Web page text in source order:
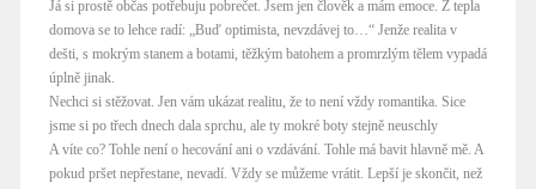
Já si prostě občas potřebuju pobrečet. Jsem jen člověk a mám emoce. Z tepla
domova se to lehce radí: „Buď optimista, nevzdávej to…“ Jenže realita v
dešti, s mokrým stanem a botami, těžkým batohem a promrzlým tělem vypadá
úplně jinak.
Nechci si stěžovat. Jen vám ukázat realitu, že to není vždy romantika. Sice
jsme si po třech dnech dala sprchu, ale ty mokré boty stejně neuschly
A víte co? Tohle není o hecování ani o vzdávání. Tohle má bavit hlavně mě. A
pokud pršet nepřestane, nevadí. Vždy se můžeme vrátit. Lepší je skončit, než